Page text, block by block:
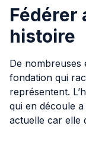
Fédérer
histoire
De
fondation qui
représentent.
qui en découle
actuelle car elle